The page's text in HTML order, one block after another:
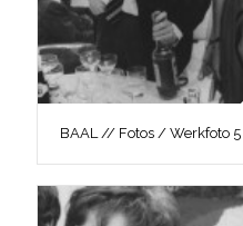
BAAL // Fotos / Werkfoto 5